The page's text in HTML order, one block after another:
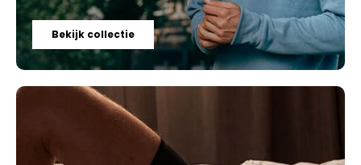
Bekijk collectie